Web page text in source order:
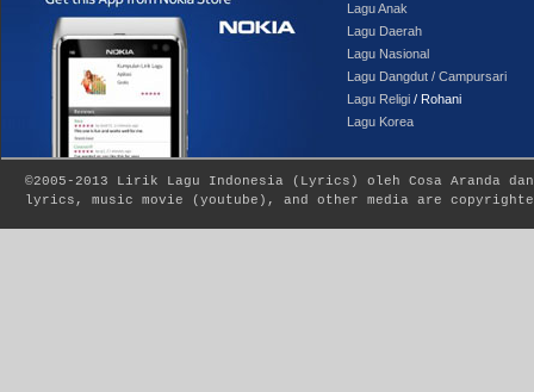
Lagu Anak
Lagu Daerah
Lagu Nasional
Lagu Dangdut / Campursari
Lagu Religi / Rohani
Lagu Korea
©2005-2013 Lirik Lagu Indonesia ( Lyrics ) oleh Cosa Aranda
lyrics, music movie (youtube), and other media are